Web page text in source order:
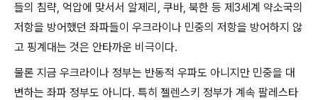
들의 침략, 억압에 맞서서 알제리 , 쿠바, 북한 등 제 3세계 약소국의
저항을 방어했던 좌파들이 우크라이나 민중의 저항을 방어하지 않
고 핑계대는 것은 안타까운 비극이다.
물론 지금 우크라이나 정부는 반동적 우파도 아니지만 민중을 대
변하는 좌파 정부도 아니다. 특히 젤렌스키 정부가 계속 팔레스타